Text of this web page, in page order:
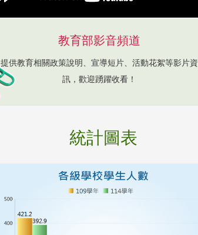
教育部影音頻道
提供教育相關政策說明、宣導短片、活動花絮等影片資
訊，歡迎踴躍收看！
統計圖表